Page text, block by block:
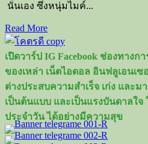
นั่นเอง ซึ่งหนุ่มไมค์...
Read MoreRead
more
about
ไมค์
พิรั
ชต์
นิธิ
ไพศาล
กุล
เปิดวาร์ป IG Facebook ช่องทางก
ของเหล่า เน็ตไอดอล อินฟลูเอนเซ
ต่างประสบความสำเร็จ เก่ง และ
เป็นต้นแบบ และเป็นแรงบันดาลใ
ประจำวัน ได้อย่างมีความสุข